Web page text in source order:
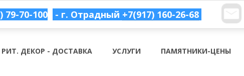
79-70-100 - г. Отрадный +7(917) 160-26-68
РИТ. ДЕКОР - ДОСТАВКА УСЛУГИ ПАМЯТНИКИ-ЦЕНЫ